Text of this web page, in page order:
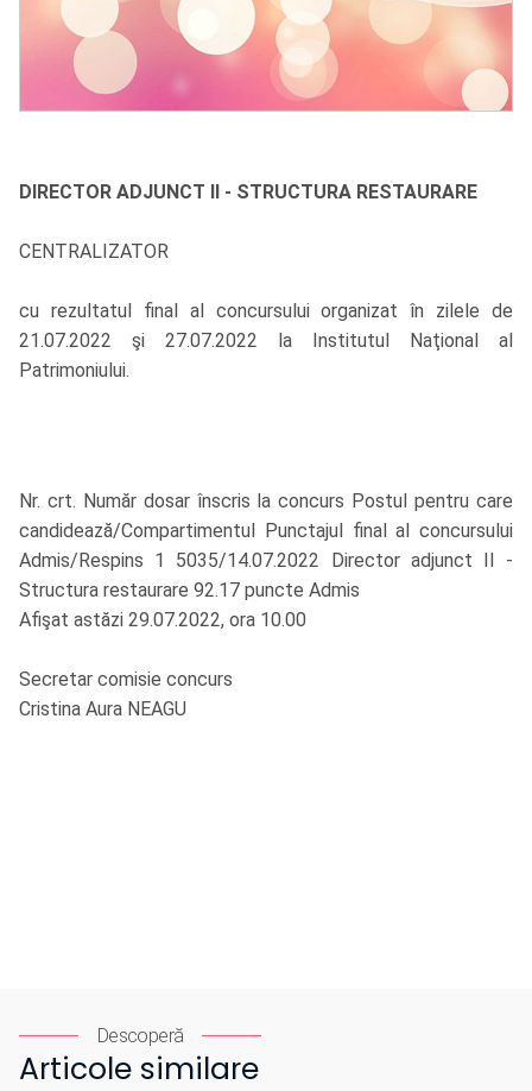
DIRECTOR ADJUNCT II - STRUCTURA RESTAURARE
CENTRALIZATOR
cu rezultatul final al concursului organizat în zilele de
21.07.2022 şi 27.07.2022 la Institutul Naţional al
Patrimoniului.
Nr. crt. Număr dosar înscris la concurs Postul pentru care
candidează/Compartimentul Punctajul final al concursului
Admis/Respins 1 5035/14.07.2022 Director adjunct II -
Structura restaurare 92.17 puncte Admis
Afişat astăzi 29.07.2022, ora 10.00
Secretar comisie concurs
Cristina Aura NEAGU
Descoperă
Articole similare